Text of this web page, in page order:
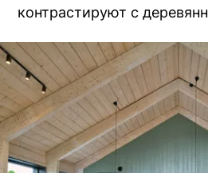
контрастируют с